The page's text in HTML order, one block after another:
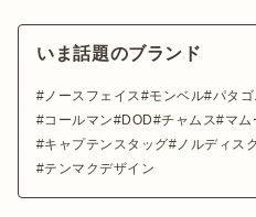
いま話題のブランド
ノースフェイス モンベル パタ
コールマン
DOD チャムス マム
キャプテンスタッグ
ノルディス
テンマクデザイン